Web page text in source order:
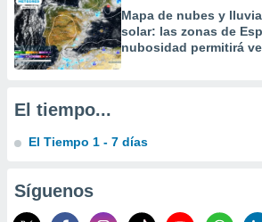
medir el
de la
el
del
o a través
de
uso de
con el
Mapa de nubes y
solar: las zonas de
nubosidad permitirá
El tiempo...
El Tiempo 1 - 7 días
Síguenos